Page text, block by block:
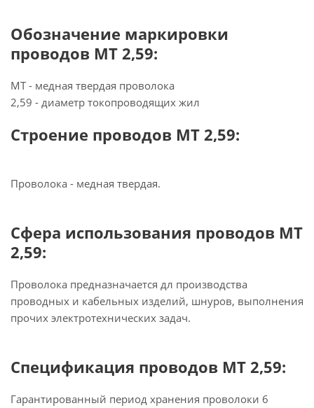
Обозначение маркировки
проводов МТ 2,59:
МТ - медная твердая проволока
2,59 - диаметр токопроводящих жил
Строение проводов МТ 2,59:
Проволока - медная твердая.
Сфера использования проводов МТ
2,59:
Проволока предназначается дл производства
проводных и кабельных изделий, шнуров, выполнения
прочих электротехнических задач.
Спецификация проводов МТ 2,59:
Гарантированный период хранения проволоки 6